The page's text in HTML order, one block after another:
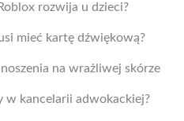
rozwija u dzieci?
mieć kartę dźwiękową?
na wrażliwej skórze
w kancelarii adwokackiej?